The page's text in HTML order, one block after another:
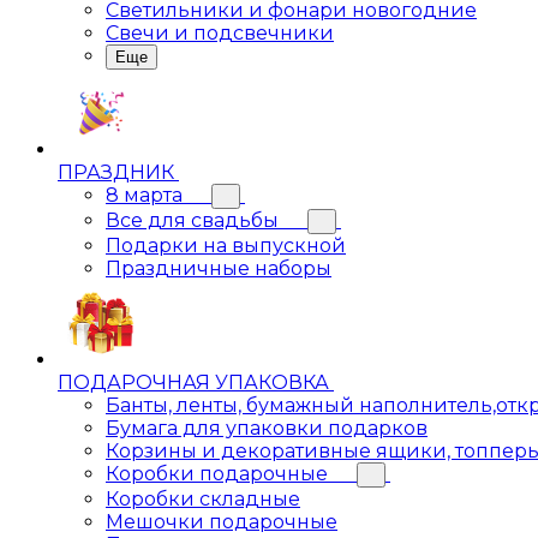
Светильники и фонари новогодние
Свечи и подсвечники
Еще
ПРАЗДНИК
8 марта
Все для свадьбы
Подарки на выпускной
Праздничные наборы
ПОДАРОЧНАЯ УПАКОВКА
Банты, ленты, бумажный
Бумага для упаковки подарков
Корзины и декоративные ящики,
Коробки подарочные
Коробки складные
Мешочки подарочные